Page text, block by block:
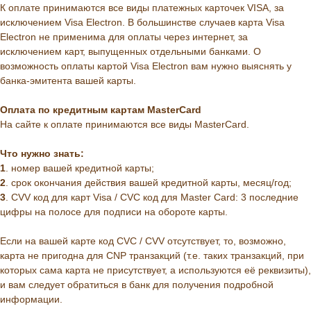
К оплате принимаются все виды платежных карточек VISA, за
исключением Visa Electron. В большинстве случаев карта Visa
Electron не применима для оплаты через интернет, за
исключением карт, выпущенных отдельными банками. О
возможность оплаты картой Visa Electron вам нужно выяснять у
банка-эмитента вашей карты.
Оплата по кредитным картам MasterCard
На сайте к оплате принимаются все виды MasterCard.
Что нужно знать:
1. номер вашей кредитной карты;
2. cрок окончания действия вашей кредитной карты, месяц/год;
3. CVV код для карт Visa / CVC код для Master Card: 3 последние
цифры на полосе для подписи на обороте карты.
Если на вашей карте код CVC / CVV отсутствует, то, возможно,
карта не пригодна для CNP транзакций (т.е. таких транзакций, при
которых сама карта не присутствует, а используются её реквизиты),
и вам следует обратиться в банк для получения подробной
информации.